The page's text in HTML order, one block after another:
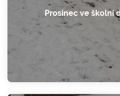
Prosinec ve školní